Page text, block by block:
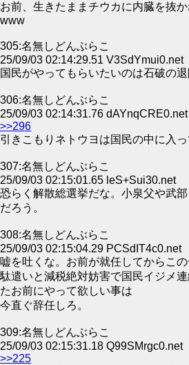
お前、生きたままチウカに内臓を抜
www
305:名無しどんぶらこ
25/09/03 02:14:29.51 V3SdYmui0.net
国民がやってもらいたいのは石破の
306:名無しどんぶらこ
25/09/03 02:14:31.76 dAYnqCRE0.net
>>296
引きこもりネトウヨは国民の中に入
307:名無しどんぶらこ
25/09/03 02:15:01.65 leS+Sui30.net
恐らく解散総選挙だな。小泉父や武
だろう。
308:名無しどんぶらこ
25/09/03 02:15:04.29 PCSdIT4c0.net
嘘を吐くな。お前が就任してからこ
駄遣いと減税絶対妨害で国民イジメ
たお前にやって欲しい事は
今直ぐ辞任しろ。
309:名無しどんぶらこ
25/09/03 02:15:31.18 Q99SMrgc0.net
>>225